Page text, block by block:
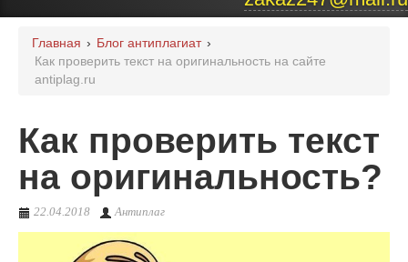
Институты
Партнерам
Главная › Блог антиплагиат ›
Как проверить текст на оригинальность на сайте
antiplag.ru
Как проверить текст
на оригинальность?
22.04.2018 Антиплаг